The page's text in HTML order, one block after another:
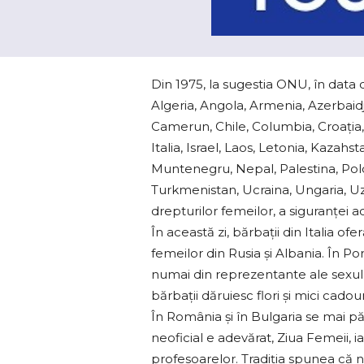
Din 1975, la sugestia ONU, în
Algeria, Angola, Armenia,
Camerun, Chile, Columbia,
Italia, Israel, Laos, Letonia,
Muntenegru, Nepal, Palestina,
Turkmenistan, Ucraina, Ungaria,
drepturilor femeilor, a siguranţei
În această zi, bărbaţii din Italia
femeilor din Rusia şi Albania. În
numai din reprezentante ale
bărbaţii dăruiesc flori şi mici
În România şi în Bulgaria se mai
neoficial e adevărat, Ziua Femeii,
profesoarelor. Tradiția spunea că